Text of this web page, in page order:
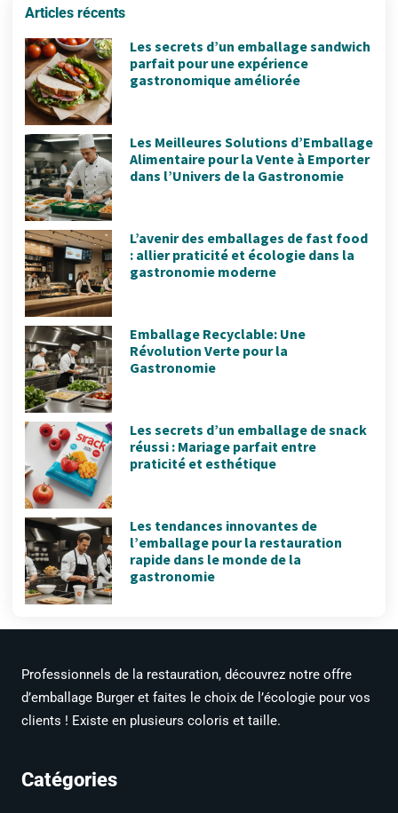
Articles récents
Les secrets d’un emballage sandwich
parfait pour une expérience
gastronomique améliorée
Les Meilleures Solutions d’Emballage
Alimentaire pour la Vente à Emporter
dans l’Univers de la Gastronomie
L’avenir des emballages de fast food
: allier praticité et écologie dans la
gastronomie moderne
Emballage Recyclable: Une
Révolution Verte pour la
Gastronomie
Les secrets d’un emballage de snack
réussi : Mariage parfait entre
praticité et esthétique
Les tendances innovantes de
l’emballage pour la restauration
rapide dans le monde de la
gastronomie
Professionnels de la restauration, découvrez notre offre
d’emballage Burger et faites le choix de l’écologie pour vos
clients ! Existe en plusieurs coloris et taille.
Catégories